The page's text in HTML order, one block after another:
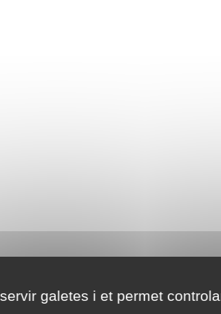
galetes i et permet